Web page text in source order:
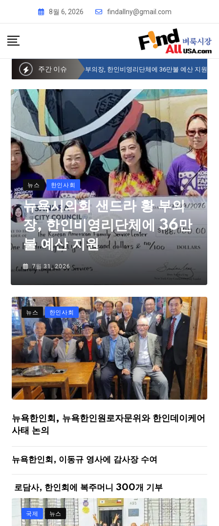
8월 6, 2026 findallny@gmail.com
주간 이슈
뉴욕시의회 샌드라 황 부의장, 한인비영리단체에 36만불 예산 지원
뉴스 한인사회
뉴욕시의회 샌드라 황 부의
장, 한인비영리단체에 36만
불 예산 지원
7월 31, 2026
뉴스 한인사회
뉴욕한인회, 뉴욕한인원로자문위와 한인데이케어
사태 논의
뉴욕한인회, 이동규 영사에 감사장 수여
로담사, 한인회에 복주머니 300개 기부
국제 뉴스